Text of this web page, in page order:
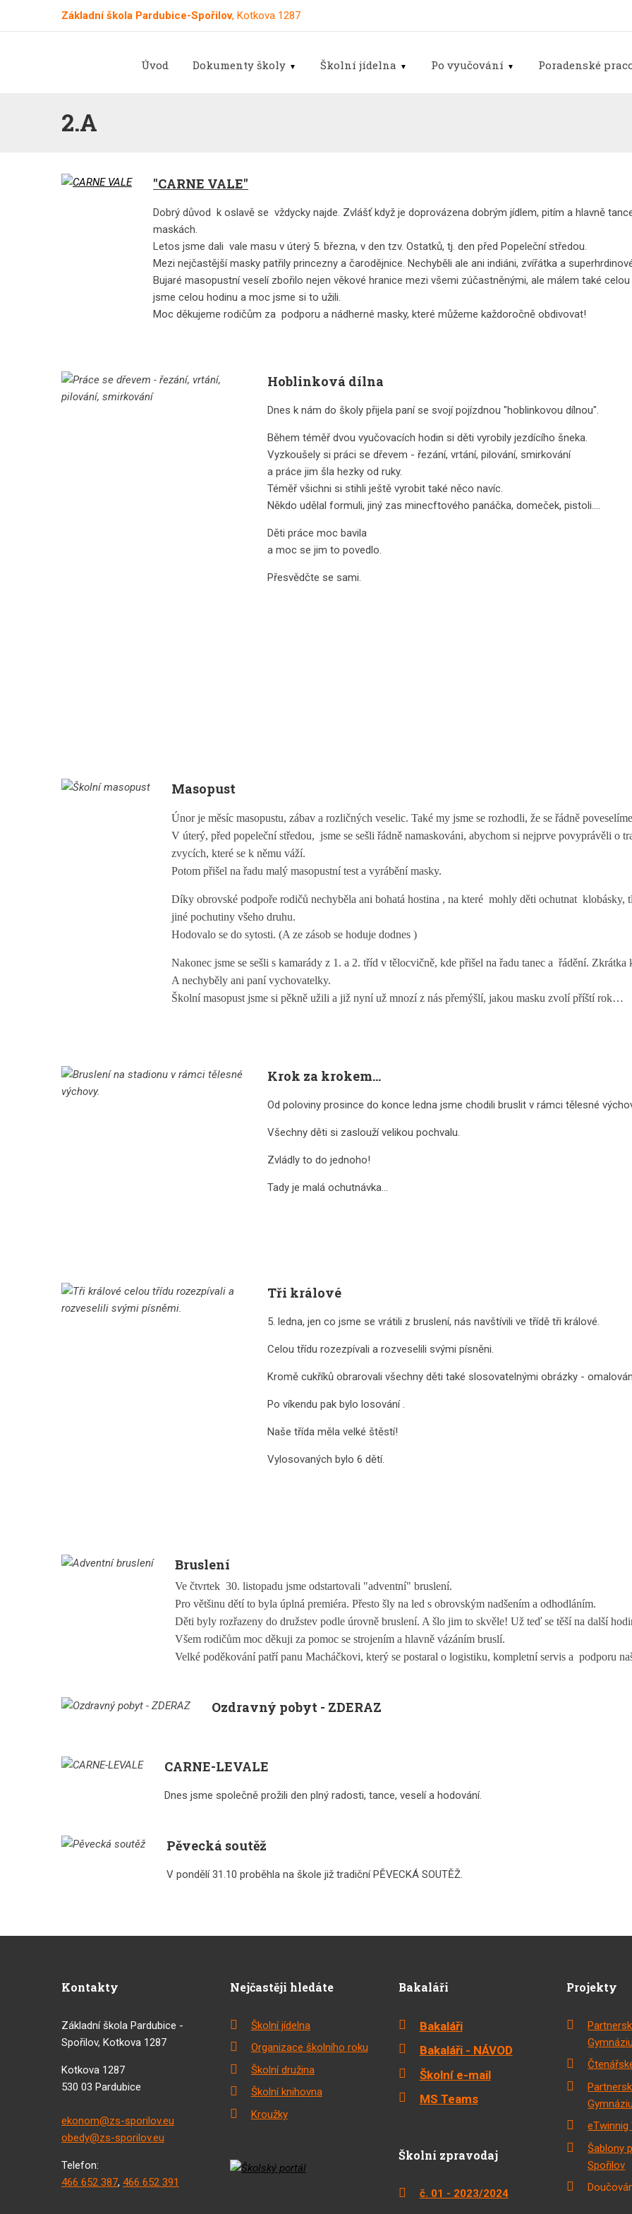
Základní škola Pardubice-Spořilov, Kotkova 1287
Úvod Dokumenty školy Školní jídelna Po vyučování Poradenské
2.A
"CARNE VALE"
Dobrý důvod k oslavě se vždycky najde. Zvlášť když je doprovázena dobrým jídlem, pitím a hlavně
maskách.
Letos jsme dali vale masu v úterý 5. března, v den tzv. Ostatků, tj. den před Popeleční středou.
Mezi nejčastější masky patřily princezny a čarodějnice. Nechyběli ale ani indiáni, zvířátka a
Bujaré masopustní veselí zbořilo nejen věkové hranice mezi všemi zúčastněnými, ale málem také
jsme celou hodinu a moc jsme si to užili.
Moc děkujeme rodičům za podporu a nádherné masky, které můžeme každoročně obdivovat!
Hoblinková dílna
Dnes k nám do školy přijela paní se svojí pojízdnou "hoblinkovou dílnou".
Během téměř dvou vyučovacích hodin si děti vyrobily jezdícího šneka.
Vyzkoušely si práci se dřevem - řezání, vrtání, pilování, smirkování
a práce jim šla hezky od ruky.
Téměř všichni si stihli ještě vyrobit také něco navíc.
Někdo udělal formuli, jiný zas minecftového panáčka, domeček, pistoli....
Děti práce moc bavila
a moc se jim to povedlo.
Přesvědčte se sami.
Masopust
Únor je měsíc masopustu, zábav a rozličných veselic. Také my jsme se rozhodli, že se řádně
V úterý, před popeleční středou, jsme se sešli řádně namaskováni, abychom si nejprve povyprávěli o
zvycích, které se k němu váží.
Potom přišel na řadu malý masopustní test a vyrábění masky.
Díky obrovské podpoře rodičů nechyběla ani bohatá hostina , na které mohly děti ochutnat klobásky,
jiné pochutiny všeho druhu.
Hodovalo se do sytosti. (A ze zásob se hoduje dodnes )
Nakonec jsme se sešli s kamarády z 1. a 2. tříd v tělocvičně, kde přišel na řadu tanec a řádění.
A nechyběly ani paní vychovatelky.
Školní masopust jsme si pěkně užili a již nyní už mnozí z nás přemýšlí, jakou masku zvolí příští rok…
Krok za krokem...
Od poloviny prosince do konce ledna jsme chodili bruslit v rámci tělesné
Všechny děti si zaslouží velikou pochvalu.
Zvládly to do jednoho!
Tady je malá ochutnávka...
Tři králové
5. ledna, jen co jsme se vrátili z bruslení, nás navštívili ve třídě tři králové.
Celou třídu rozezpívali a rozveselili svými písněni.
Kromě cukříků obrarovali všechny děti také slosovatelnými obrázky -
Po víkendu pak bylo losování .
Naše třída měla velké štěstí!
Vylosovaných bylo 6 dětí.
Bruslení
Ve čtvrtek 30. listopadu jsme odstartovali "adventní" bruslení.
Pro většinu dětí to byla úplná premiéra. Přesto šly na led s obrovským nadšením a odhodláním.
Děti byly rozřazeny do družstev podle úrovně bruslení. A šlo jim to skvěle! Už teď se těší na další
Všem rodičům moc děkuji za pomoc se strojením a hlavně vázáním bruslí.
Velké poděkování patří panu Macháčkovi, který se postaral o logistiku, kompletní servis a podporu
Ozdravný pobyt - ZDERAZ
CARNE-LEVALE
Dnes jsme společně prožili den plný radosti, tance, veselí a hodování.
Pěvecká soutěž
V pondělí 31.10 proběhla na škole již tradiční PĚVECKÁ SOUTĚŽ.
Kontakty
Základní škola Pardubice -
Spořilov, Kotkova 1287
Kotkova 1287
530 03 Pardubice
ekonom@zs-sporilov.eu
obedy@zs-sporilov.eu
Telefon:
466 652 387, 466 652 391
Nejčastěji hledáte
Školní jídelna
Organizace školního roku
Školní družina
Školní knihovna
Kroužky
Bakaláři
Bakaláři
Bakaláři - NÁVOD
Školní e-mail
MS Teams
Školní zpravodaj
č. 01 - 2023/2024
Projekty
eTwinnig
Šablony
Spořilov